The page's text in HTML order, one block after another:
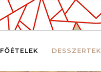
FŐÉTELEK DESSZERTEK